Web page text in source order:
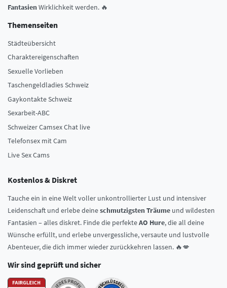
FantasienWirklichkeit werden. 🔥
Themenseiten
Städteübersicht
Charaktereigenschaften
Sexuelle Vorlieben
Taschengeldladies Schweiz
Gaykontakte Schweiz
Sexarbeit-ABC
Schweizer Camsex Chat live
Telefonsex mit Cam
Live Sex Cams
Kostenlos & Diskret
Tauche ein in eine Welt voller unkontrollierter Lust und intensiver
Leidenschaft und erlebe deineschmutzigsten Träume und wildesten
Fantasien – alles diskret. Finde die perfekteAO Hure, die all deine
Wünsche erfüllt, und erlebe unvergessliche, versaute und lustvolle
Abenteuer, die dich immer wieder zurückkehren lassen. 🔥💋
Wir sind geprüft und sicher